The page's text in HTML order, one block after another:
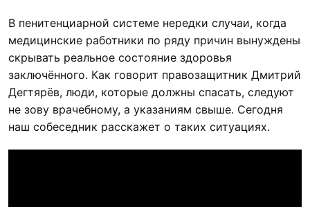
В пенитенциарной системе нередки случаи, когда
медицинские работники по ряду причин вынуждены
скрывать реальное состояние здоровья
заключённого. Как говорит правозащитник Дмитрий
Дегтярёв, люди, которые должны спасать, следуют
не зову врачебному, а указаниям свыше. Сегодня
наш собеседник расскажет о таких ситуациях.